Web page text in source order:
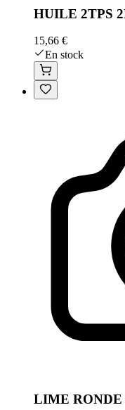
HUILE 2TPS
15,66 €
En stock
LIME RONDE